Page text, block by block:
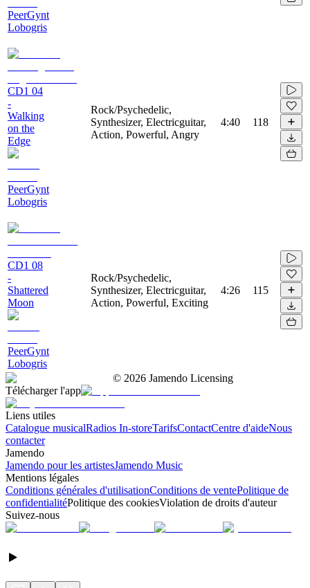
PeerGynt
Lobogris
CD1 04
-
Walking
on the
Edge
PeerGynt
Lobogris
Rock/Psychedelic,
Synthesizer, Electricguitar,
Action, Powerful, Angry
4:40 118
CD1 08
-
Shattered
Moon
PeerGynt
Lobogris
Rock/Psychedelic,
Synthesizer, Electricguitar,
Action, Powerful, Exciting
4:26 115
© 2026 Jamendo Licensing
Télécharger l'app
Liens utiles
Catalogue musicalRadios In-storeTarifsContactCentre d'aideNous
contacter
Jamendo
Jamendo pour les artistesJamendo Music
Mentions légales
Conditions générales d'utilisationConditions de ventePolitique de
confidentialitéPolitique des cookiesViolation de droits d'auteur
Suivez-nous